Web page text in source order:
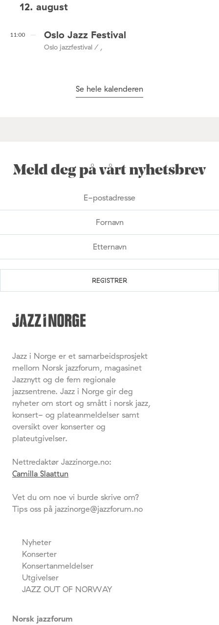
12. august
11:00 Oslo Jazz Festival
Oslo jazzfestival / ,
Se hele kalenderen
Meld deg på vårt nyhetsbrev
Jazz i Norge er et samarbeidsprosjekt
mellom Norsk jazzforum, magasinet
Jazznytt og de fem regionale
jazzsentrene. Jazz i Norge gir deg
nyheter om stort og smått i norsk jazz,
konsert- og plateanmeldelser samt
oversikt over konserter og
plateutgivelser.
Nettredaktør Jazzinorge.no:
Camilla Slaattun
Vet du om noe vi burde skrive om?
Tips oss på jazzinorge@jazzforum.no
Nyheter
Konserter
Konsertanmeldelser
Utgivelser
JAZZ OUT OF NORWAY
Norsk jazzforum